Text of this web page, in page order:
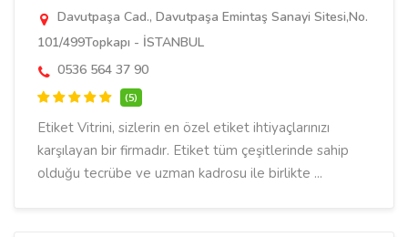
Davutpaşa Cad., Davutpaşa Emintaş Sanayi Sitesi,No.
101/499Topkapı - İSTANBUL
0536 564 37 90
(5)
Etiket Vitrini, sizlerin en özel etiket ihtiyaçlarınızı
karşılayan bir firmadır. Etiket tüm çeşitlerinde sahip
olduğu tecrübe ve uzman kadrosu ile birlikte ...